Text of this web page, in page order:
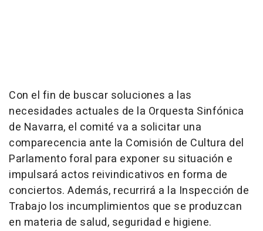
Con el fin de buscar soluciones a las
necesidades actuales de la Orquesta Sinfónica
de Navarra, el comité va a solicitar una
comparecencia ante la Comisión de Cultura del
Parlamento foral para exponer su situación e
impulsará actos reivindicativos en forma de
conciertos. Además, recurrirá a la Inspección de
Trabajo los incumplimientos que se produzcan
en materia de salud, seguridad e higiene.